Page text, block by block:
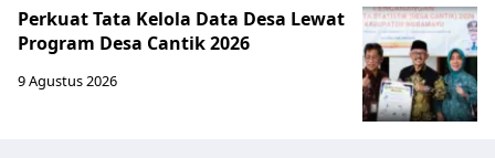
Perkuat Tata Kelola Data Desa Lewat
Program Desa Cantik 2026
9 Agustus 2026